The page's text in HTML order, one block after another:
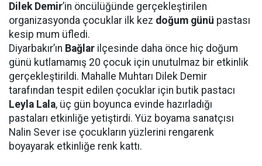
Dilek Demir’in öncülüğünde gerçekleştirilen
organizasyonda çocuklar ilk kez doğum günü pastası
kesip mum üfledi.
Diyarbakır’ın Bağlar ilçesinde daha önce hiç doğum
günü kutlamamış 20 çocuk için unutulmaz bir etkinlik
gerçekleştirildi. Mahalle Muhtarı Dilek Demir
tarafından tespit edilen çocuklar için butik pastacı
Leyla Lala, üç gün boyunca evinde hazırladığı
pastaları etkinliğe yetiştirdi. Yüz boyama sanatçısı
Nalin Sever ise çocukların yüzlerini rengarenk
boyayarak etkinliğe renk kattı.